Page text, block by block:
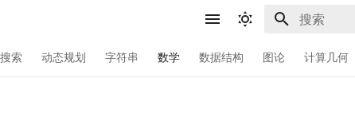
搜索 动态规划 字符串 数学 数据结构 图论 计算几何